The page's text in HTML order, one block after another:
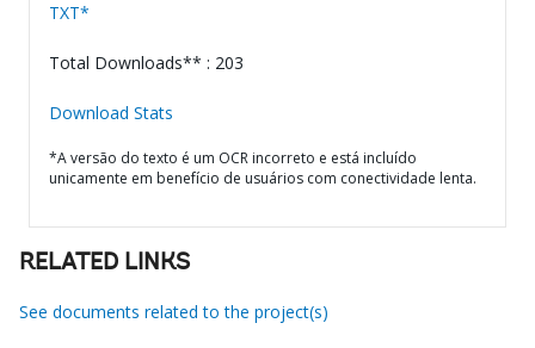
TXT*
Total Downloads** : 203
Download Stats
*A versão do texto é um OCR incorreto e está incluído
unicamente em benefício de usuários com conectividade lenta.
RELATED LINKS
See documents related to the project(s)